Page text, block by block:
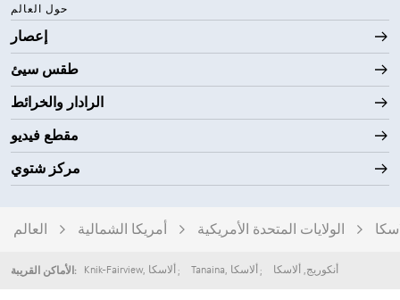
حول العالم
إعصار
طقس سيئ
الرادار والخرائط
مقطع فيديو
مركز شتوي
العالم أمريكا الشمالية الولايات المتحدة الأمريكية
الأماكن القريبة: Knik-Fairview, ألاسكا Tanaina, ألاسكا أنكوريج, ألاسكا